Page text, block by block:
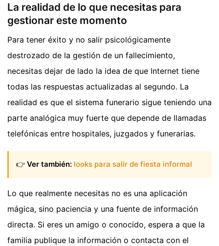
La realidad de lo que necesitas para
gestionar este momento
Para tener éxito y no salir psicológicamente
destrozado de la gestión de un fallecimiento,
necesitas dejar de lado la idea de que Internet tiene
todas las respuestas actualizadas al segundo. La
realidad es que el sistema funerario sigue teniendo una
parte analógica muy fuerte que depende de llamadas
telefónicas entre hospitales, juzgados y funerarias.
👉 Ver también: looks para salir de fiesta informal
Lo que realmente necesitas no es una aplicación
mágica, sino paciencia y una fuente de información
directa. Si eres un amigo o conocido, espera a que la
familia publique la información o contacta con el